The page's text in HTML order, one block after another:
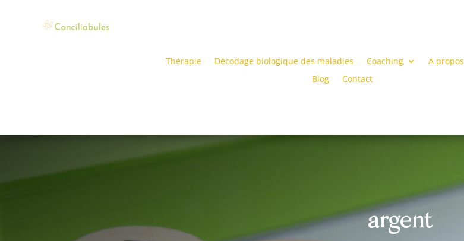
Thérapie Décodage biologique des maladies Coaching A propos
Blog
Contact
argent